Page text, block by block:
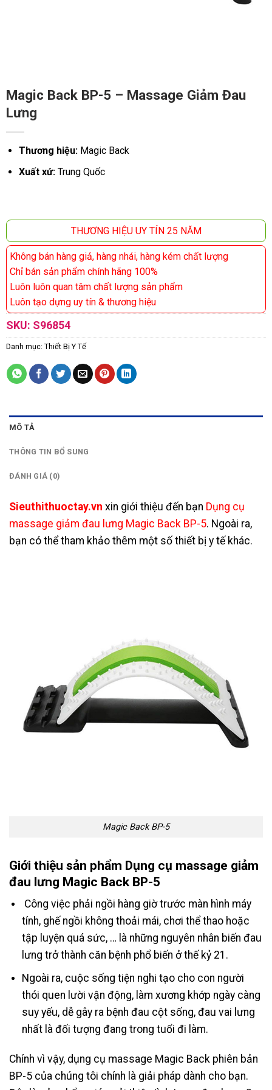
Magic Back BP-5 – Massage Giảm Đau
Lưng
Thương hiệu:Magic Back
Xuất xứ: Trung Quốc
THƯƠNG HIỆU UY TÍN 25 NĂM
Không bán hàng giả, hàng nhái, hàng kém chất lượng
Chỉ bán sản phẩm chính hãng 100%
Luôn luôn quan tâm chất lượng sản phẩm
Luôn tạo dựng uy tín & thương hiệu
SKU: S96854
Danh mục: Thiết Bị Y Tế
MÔ TẢ
THÔNG TIN BỔ SUNG
ĐÁNH GIÁ (0)
Sieuthithuoctay.vn xin giới thiệu đến bạn Dụng cụ
massage giảm đau lưng Magic Back BP-5. Ngoài ra,
bạn có thể tham khảo thêm một số thiết bị y tế khác.
Magic Back BP-5
Giới thiệu sản phẩm Dụng cụ massage giảm
đau lưng Magic Back BP-5
Công việc phải ngồi hàng giờ trước màn hình máy
tính, ghế ngồi không thoải mái, chơi thể thao hoặc
tập luyện quá sức, … là những nguyên nhân biến đau
lưng trở thành căn bệnh phổ biến ở thế kỷ 21.
Ngoài ra, cuộc sống tiện nghi tạo cho con người
thói quen lười vận động, làm xương khớp ngày càng
suy yếu, dễ gây ra bệnh đau cột sống, đau vai lưng
nhất là đối tượng đang trong tuổi đi làm.
Chính vì vậy, dụng cụ massage Magic Back phiên bản
BP-5 của chúng tôi chính là giải pháp dành cho bạn.